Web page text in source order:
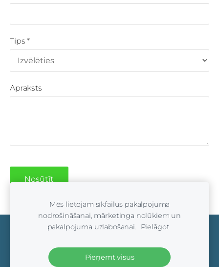
Tips*
Apraksts
Mēs lietojam sīkfailus pakalpojuma
nodrošināšanai, mārketinga nolūkiem un
pakalpojuma uzlabošanai.
Pielāgot
Pieņemt visus